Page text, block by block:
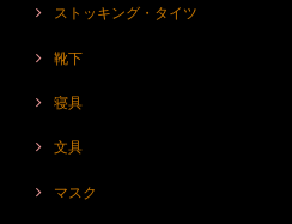
ストッキング・タイツ
靴下
寝具
文具
マスク